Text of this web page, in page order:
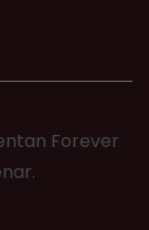
Forever